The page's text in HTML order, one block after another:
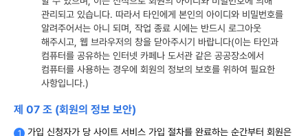
관리되고 있습니다. 따라서 타인에게 본인의 아이디와 비밀번호를
알려주어서는 아니 되며, 작업 종료 시에는 반드시 로그아웃
해주시고, 웹 브라우저의 창을 닫아주시기 바랍니다(이는 타인과
컴퓨터를 공유하는 인터넷 카페나 도서관 같은 공공장소에서
컴퓨터를 사용하는 경우에 회원의 정보의 보호를 위하여 필요한
사항입니다.)
제 07 조 (회원의 정보 보안)
가입 신청자가 당 사이트 서비스 가입 절차를 완료하는 순간부터 회원은